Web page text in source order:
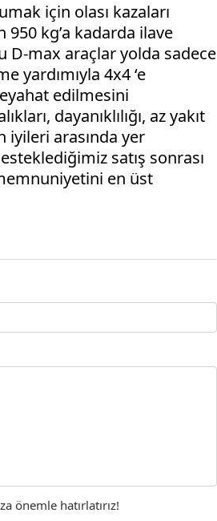
için olası kazaları
kg’a kadarda ilave
D-max araçlar yolda sadece
yardımıyla 4x4 ‘e
edilmesini
dayanıklılığı, az yakıt
iyileri arasında yer
satış sonrası
en üst
önemle hatırlatırız!